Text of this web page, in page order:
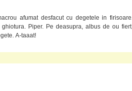
afumat desfacut cu degetele in firisoare.
Piper. Pe deasupra, albus de ou fiert,
A-taaat!